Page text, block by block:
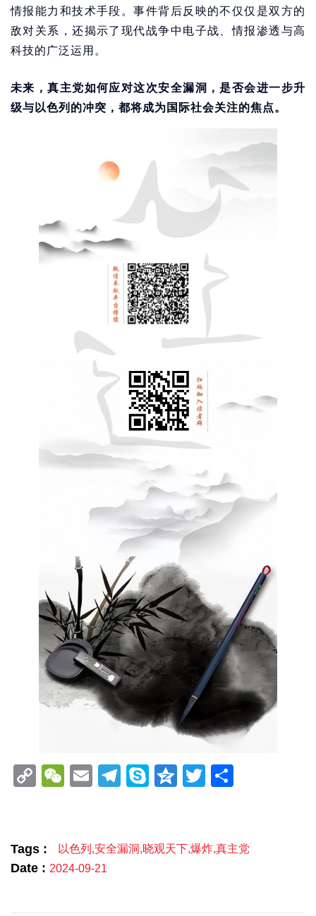
情报能力和技术手段。事件背后反映的不仅仅是双方的
敌对关系，还揭示了现代战争中电子战、情报渗透与高
科技的广泛运用。
未来，真主党如何应对这次安全漏洞，是否会进一步升
级与以色列的冲突，都将成为国际社会关注的焦点。
CopyWeChat
EmailTelegram
SkypeQzoneTwitter
Tags : 以色列 ,安全漏洞,晓观天下,爆炸,真主党
Date : 2024-09-21